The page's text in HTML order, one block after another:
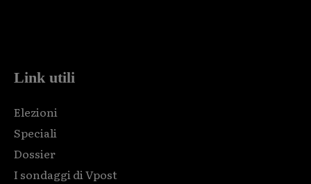
Link utili
Elezioni
Speciali
Dossier
I sondaggi di Vpost